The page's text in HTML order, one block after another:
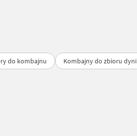
do kombajnu
Kombajny do zbioru dyni